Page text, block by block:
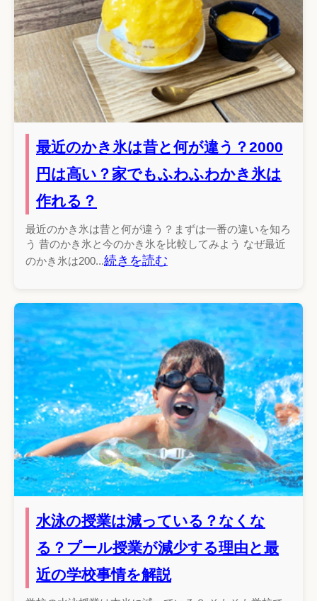
最近のかき氷は昔と何が違う？2000
円は高い？家でもふわふわかき氷は
作れる？
最近のかき氷は昔と何が違う？まずは一番の違いを知ろ
う 昔のかき氷と今のかき氷を比較してみよう なぜ最近
のかき氷は200...続きを読む
水泳の授業は減っている？なくな
る？プール授業が減少する理由と最
近の学校事情を解説